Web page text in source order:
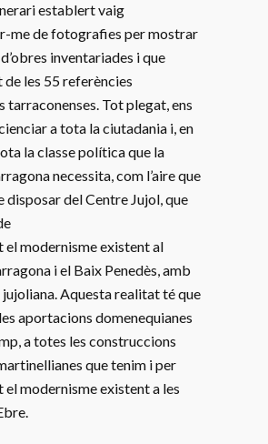
establert vaig
me de fotografies per mostrar
inventariades i que
les 55 referències
tarraconenses. Tot plegat, ens
a tota la ciutadania i, en
la classe política que la
necessita, com l’aire que
disposar del Centre Jujol, que
el modernisme existent al
i el Baix Penedès, amb
Aquesta realitat té que
aportacions domenequianes
a totes les construccions
que tenim i per
modernisme existent a les